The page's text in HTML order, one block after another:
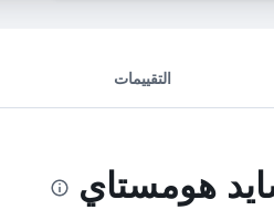
التقييمات
هومستاي